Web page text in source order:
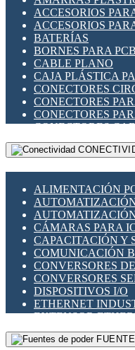
INDICADORES
INTERFACES DE
INTERRUPTORES
LLAVES
MEDIDORES DE
MOTORES PASO A
PANTALLAS HMI
PLC -
RELÉS DE
SENSORES
SENSORES
VARIACS
VARIADORES DE
SECCIONADORES
MAQUINARIA
ACCESORIOS
ACCESORIOS
BATERÍAS
BORNES PARA PCB
CABLE PLANO
CAJA PLÁSTICA
CONECTORES
CONECTORES
CONECTORES
CONECTORES
CONECTORES PCB
DIP SWITCHES
HERRAMIENTAS
ILUMINACIÓN LED
INTERRUPTORES
INTERFACES DE
OTROS RELÉS
PROTECCIÓN
RELÉS
RELÉS DE SEÑAL
RELÉS DE ESTADO
RELÉS
RELÉS MINIATURA
SENSORES
ALIMENTACIÓN
CÁMARAS PARA
CAPACITACIÓN Y
COMUNICACIÓN
CONVERSORES
CONVERSORES
DISPOSITIVOS I/O
ETHERNET
EXTENSOR
GATEWAY
GESTIÓN DE